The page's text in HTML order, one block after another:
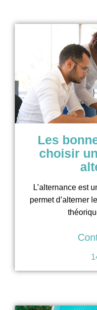
Les
choisir
L’alternance est
permet d’alterner